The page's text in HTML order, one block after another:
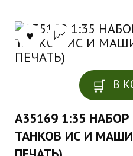
В
A35169 1:35
ТАНКОВ ИС И